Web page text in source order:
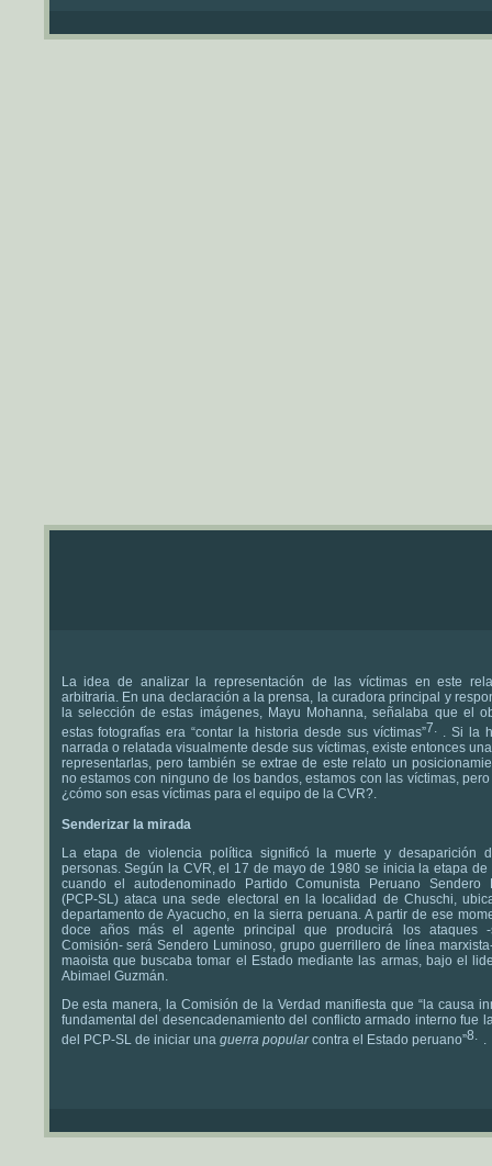
La idea de analizar la representación de las víctimas en este
arbitraria. En una declaración a la prensa, la curadora principal y
la selección de estas imágenes, Mayu Mohanna, señalaba que el
estas fotografías era “contar la historia desde sus víctimas”
. Si la
narrada o relatada visualmente desde sus víctimas, existe entonces
representarlas, pero también se extrae de este relato un
no estamos con ninguno de los bandos, estamos con las víctimas,
¿cómo son esas víctimas para el equipo de la CVR?.
Senderizar la mirada
La etapa de violencia política significó la muerte y desaparición
personas. Según la CVR, el 17 de mayo de 1980 se inicia la etapa de
cuando el autodenominado Partido Comunista Peruano Sendero
(PCP-SL) ataca una sede electoral en la localidad de Chuschi,
departamento de Ayacucho, en la sierra peruana. A partir de ese
doce años más el agente principal que producirá los ataques
Comisión- será Sendero Luminoso, grupo guerrillero de línea
maoista que buscaba tomar el Estado mediante las armas, bajo el
Abimael Guzmán.
De esta manera, la Comisión de la Verdad manifiesta que “la causa
fundamental del desencadenamiento del conflicto armado interno fue
del PCP-SL de iniciar una guerra popularcontra el Estado peruano” .